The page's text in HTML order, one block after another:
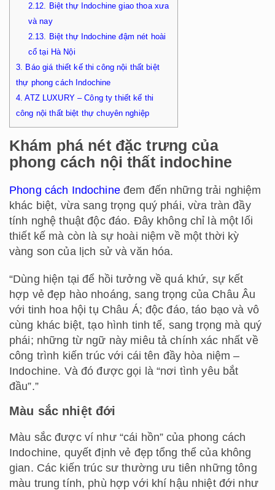
2.12.
Biệt thự Indochine giao thoa xưa
và nay
2.13.
Biệt thự Indochine đậm nét hoài
cổ tại Hà Nội
3.
Báo giá thiết kế thi công nội thất biệt
thự phong cách Indochine
4. ATZ LUXURY – Công ty thiết kế thi
công nội thất biệt thự chuyên nghiệp
Khám phá nét đặc trưng của
phong cách nội thất indochine
Phong cách Indochineđem đến những trải nghiệm
khác biệt, vừa sang trọng quý phái, vừa tràn đầy
tính nghệ thuật độc đáo. Đây không chỉ là một lối
thiết kế mà còn là sự hoài niệm về một thời kỳ
vàng son của lịch sử và văn hóa.
“Dùng hiện tại để hồi tưởng về quá khứ, sự kết
hợp vẻ đẹp hào nhoáng, sang trọng của Châu Âu
với tinh hoa hội tụ Châu Á; độc đáo, táo bạo và vô
cùng khác biệt, tạo hình tinh tế, sang trọng mà quý
phái; những từ ngữ này miêu tả chính xác nhất về
công trình kiến trúc với cái tên đầy hòa niệm –
Indochine. Và đó được gọi là “nơi tình yêu bắt
đầu”.”
Màu sắc nhiệt đới
Màu sắc được ví như “cái hồn” của phong cách
Indochine, quyết định vẻ đẹp tổng thể của không
gian. Các kiến trúc sư thường ưu tiên những tông
màu trung tính, phù hợp với khí hậu nhiệt đới như